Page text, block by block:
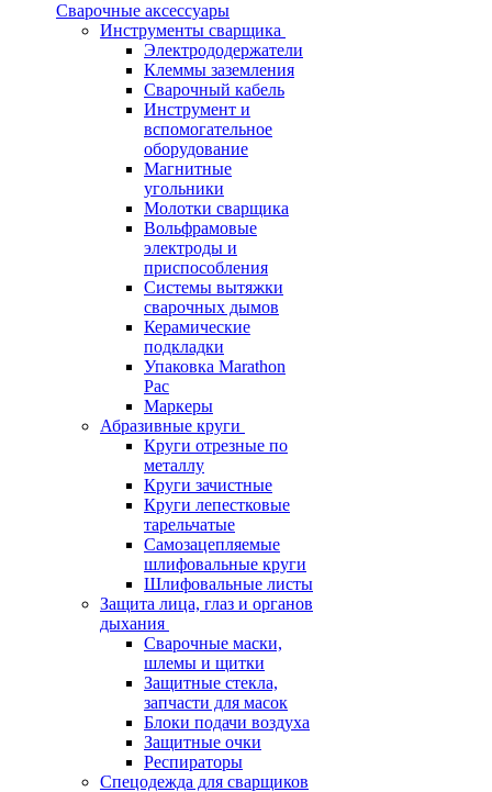
Сварочные аксессуары
Инструменты сварщика
Электрододержатели
Клеммы заземления
Сварочный кабель
Инструмент и
вспомогательное
оборудование
Магнитные
угольники
Молотки сварщика
Вольфрамовые
электроды и
приспособления
Системы вытяжки
сварочных дымов
Керамические
подкладки
Упаковка Marathon
Pac
Маркеры
Абразивные круги
Круги отрезные по
металлу
Круги зачистные
Круги лепестковые
тарельчатые
Самозацепляемые
шлифовальные круги
Шлифовальные листы
Защита лица, глаз и органов
дыхания
Сварочные маски,
шлемы и щитки
Защитные стекла,
запчасти для масок
Блоки подачи воздуха
Защитные очки
Респираторы
Спецодежда для сварщиков